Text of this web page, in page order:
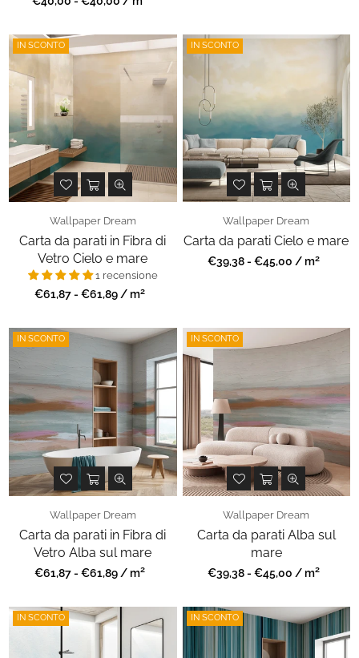
IN SCONTO
Wallpaper Dream
Carta da parati in Fibra di
Vetro Cielo e mare
1 recensione
Prezzo
€61,87 - €61,89 / m2
IN SCONTO
Wallpaper Dream
Carta da parati Cielo e mare
Prezzo
€39,38 - €45,00 / m2
IN SCONTO
Wallpaper Dream
Carta da parati in Fibra di
Vetro Alba sul mare
Prezzo
€61,87 - €61,89 / m2
IN SCONTO
Wallpaper Dream
Carta da parati Alba sul
mare
Prezzo
€39,38 - €45,00 / m2
IN SCONTO IN SCONTO